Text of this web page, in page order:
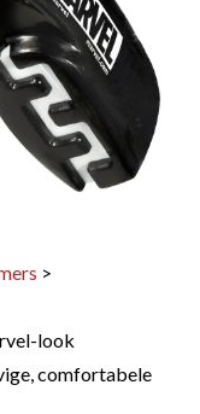
>
look
comfortabele